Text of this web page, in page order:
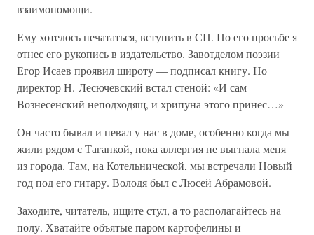
взаимопомощи.
Ему хотелось печататься, вступить в СП. По его просьбе я
отнес его рукопись в издательство. Завотделом поэзии
Егор Исаев проявил широту — подписал книгу. Но
директор Н. Лесючевский встал стеной: «И сам
Вознесенский неподходящ, и хрипуна этого принес…»
Он часто бывал и певал у нас в доме, особенно когда мы
жили рядом с Таганкой, пока аллергия не выгнала меня
из города. Там, на Котельнической, мы встречали Новый
год под его гитару. Володя был с Люсей Абрамовой.
Заходите, читатель, ищите стул, а то располагайтесь на
полу. Хватайте объятые паром картофелины и